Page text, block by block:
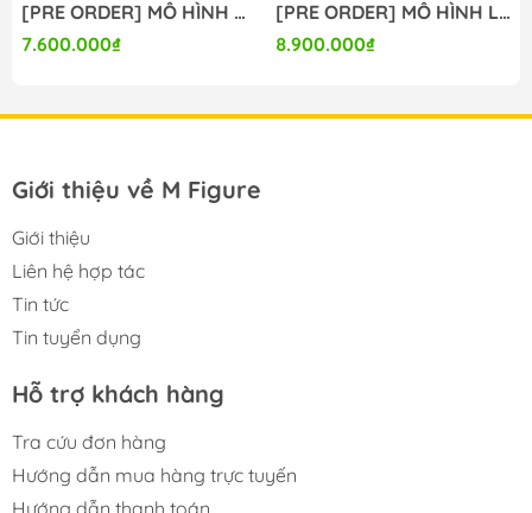
[PRE ORDER] MÔ HÌNH Bunny Suit Planning - Sophia F. Shirring - 1/6 - Sister Ver., Bright Edition (Magi Arts) FIGURE CHÍNH HÃNG
7.600.000₫
[PRE ORDER] MÔ HÌNH Limelight Lemonade Jam - Harumi Ena - 1/3.5 (Alice Glint) FIGURE CHÍNH HÃNG
8.900.000₫
Giới thiệu về M Figure
Giới thiệu
Liên hệ hợp tác
Tin tức
Tin tuyển dụng
Hỗ trợ khách hàng
Tra cứu đơn hàng
Hướng dẫn mua hàng trực tuyến
Hướng dẫn thanh toán